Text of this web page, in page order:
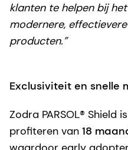
klanten te helpen bij
modernere,
producten.”
Exclusiviteit en snelle
Zodra PARSOL® Shield
profiteren van 18